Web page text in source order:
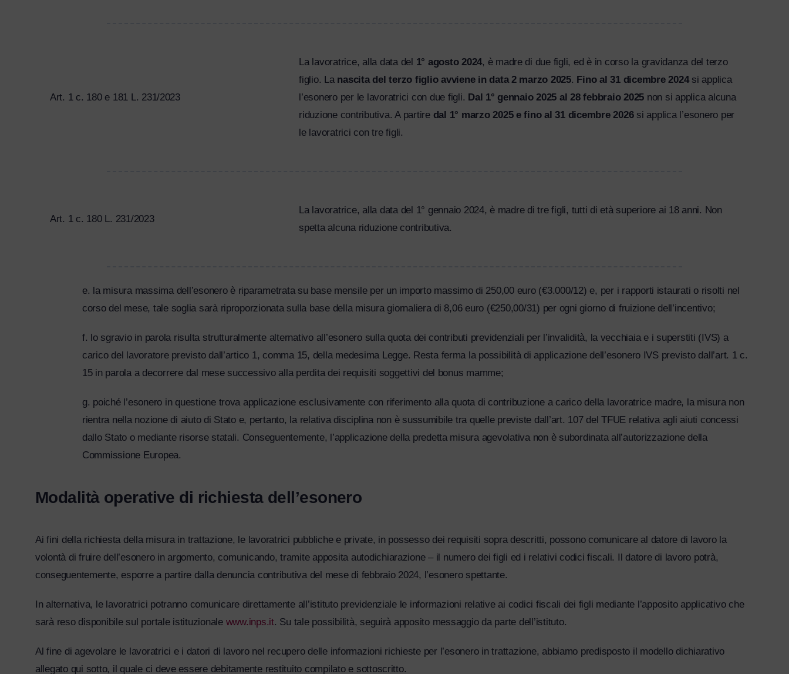
Art. 1 c. 180 e 181 L. 231/2023
La lavoratrice, alla data del 1° agosto 2024, è madre di due figli, ed è in corso la gravidanza del terzo
figlio. La nascita del terzo figlio avviene in data 2 marzo 2025. Fino al 31 dicembre 2024si applica
l’esonero per le lavoratrici con due figli. Dal 1° gennaio 2025 al 28 febbraio 2025 non si applica alcuna
riduzione contributiva. A partire dal 1° marzo 2025 e fino al 31 dicembre 2026si applica l’esonero per
le lavoratrici con tre figli.
Art. 1 c. 180 L. 231/2023
La lavoratrice, alla data del 1° gennaio 2024, è madre di tre figli, tutti di età superiore ai 18 anni. Non
spetta alcuna riduzione contributiva.
e. la misura massima dell’esonero è riparametrata su base mensile per un importo massimo di 250,00 euro (€3.000/12) e, per i rapporti istaurati o risolti nel
corso del mese, tale soglia sarà riproporzionata sulla base della misura giornaliera di 8,06 euro (€250,00/31) per ogni giorno di fruizione dell’incentivo;
f. lo sgravio in parola risulta strutturalmente alternativo all’esonero sulla quota dei contributi previdenziali per l’invalidità, la vecchiaia e i superstiti (IVS) a
carico del lavoratore previsto dall’artico 1, comma 15, della medesima Legge. Resta ferma la possibilità di applicazione dell’esonero IVS previsto dall’art. 1 c.
15 in parola a decorrere dal mese successivo alla perdita dei requisiti soggettivi del bonus mamme;
g. poiché l’esonero in questione trova applicazione esclusivamente con riferimento alla quota di contribuzione a carico della lavoratrice madre, la misura non
rientra nella nozione di aiuto di Stato e, pertanto, la relativa disciplina non è sussumibile tra quelle previste dall’art. 107 del TFUE relativa agli aiuti concessi
dallo Stato o mediante risorse statali. Conseguentemente, l’applicazione della predetta misura agevolativa non è subordinata all’autorizzazione della
Commissione Europea.
Modalità operative di richiesta dell’esonero
Ai fini della richiesta della misura in trattazione, le lavoratrici pubbliche e private, in possesso dei requisiti sopra descritti, possono comunicare al datore di lavoro la
volontà di fruire dell’esonero in argomento, comunicando, tramite apposita autodichiarazione – il numero dei figli ed i relativi codici fiscali. Il datore di lavoro potrà,
conseguentemente, esporre a partire dalla denuncia contributiva del mese di febbraio 2024, l’esonero spettante.
In alternativa, le lavoratrici potranno comunicare direttamente all’istituto previdenziale le informazioni relative ai codici fiscali dei figli mediante l’apposito applicativo che
sarà reso disponibile sul portale istituzionale www.inps.it. Su tale possibilità, seguirà apposito messaggio da parte dell’istituto.
Al fine di agevolare le lavoratrici e i datori di lavoro nel recupero delle informazioni richieste per l’esonero in trattazione, abbiamo predisposto il modello dichiarativo
allegato qui sotto, il quale ci deve essere debitamente restituito compilato e sottoscritto.